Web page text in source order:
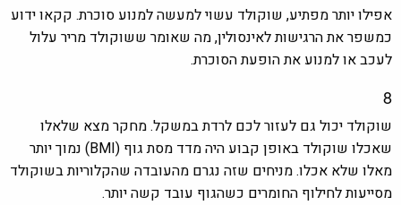
אפילו יותר מפתיע, שוקולד עשוי למעשה למנוע סוכרת. קקאו ידוע
כמשפר את הרגישות לאינסולין, מה שאומר ששוקולד מריר עלול
לעכב או למנוע את הופעת הסוכרת.
8
שוקולד יכול גם לעזור לכם לרדת במשקל. מחקר מצא שלאלו
שאכלו שוקולד באופן קבוע היהמדד מסת גוף
(BMI) נמוך יותר
מאלו שלא אכלו. מניחים שזה נגרם מהעובדה שהקלוריות בשוקולד
מסייעות לחילוף החומרים כשהגוף עובד קשה יותר.